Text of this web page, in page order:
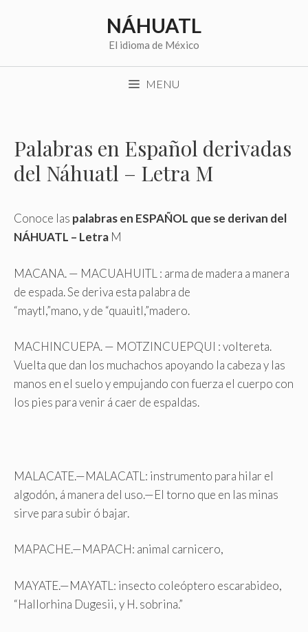
NÁHUATL
El idioma de México
MENU
Palabras en Español derivadas
del Náhuatl – Letra M
Conoce las palabras en ESPAÑOL que se derivan del
NÁHUATL – Letra M
MACANA. — MACUAHUITL : arma de madera a manera
de espada. Se deriva esta palabra de
“maytl,”mano, y de “quauitl,”madero.
MACHINCUEPA. — MOTZINCUEPQUI : voltereta.
Vuelta que dan los muchachos apoyando la cabeza y las
manos en el suelo y empujando con fuerza el cuerpo con
los pies para venir á caer de espaldas.
MALACATE.—MALACATL: instrumento para hilar el
algodón, á manera del uso.—El torno que en las minas
sirve para subir ó bajar.
MAPACHE.—MAPACH: animal carnicero,
MAYATE.—MAYATL: insecto coleóptero escarabideo,
“Hallorhina Dugesii, y H. sobrina.”